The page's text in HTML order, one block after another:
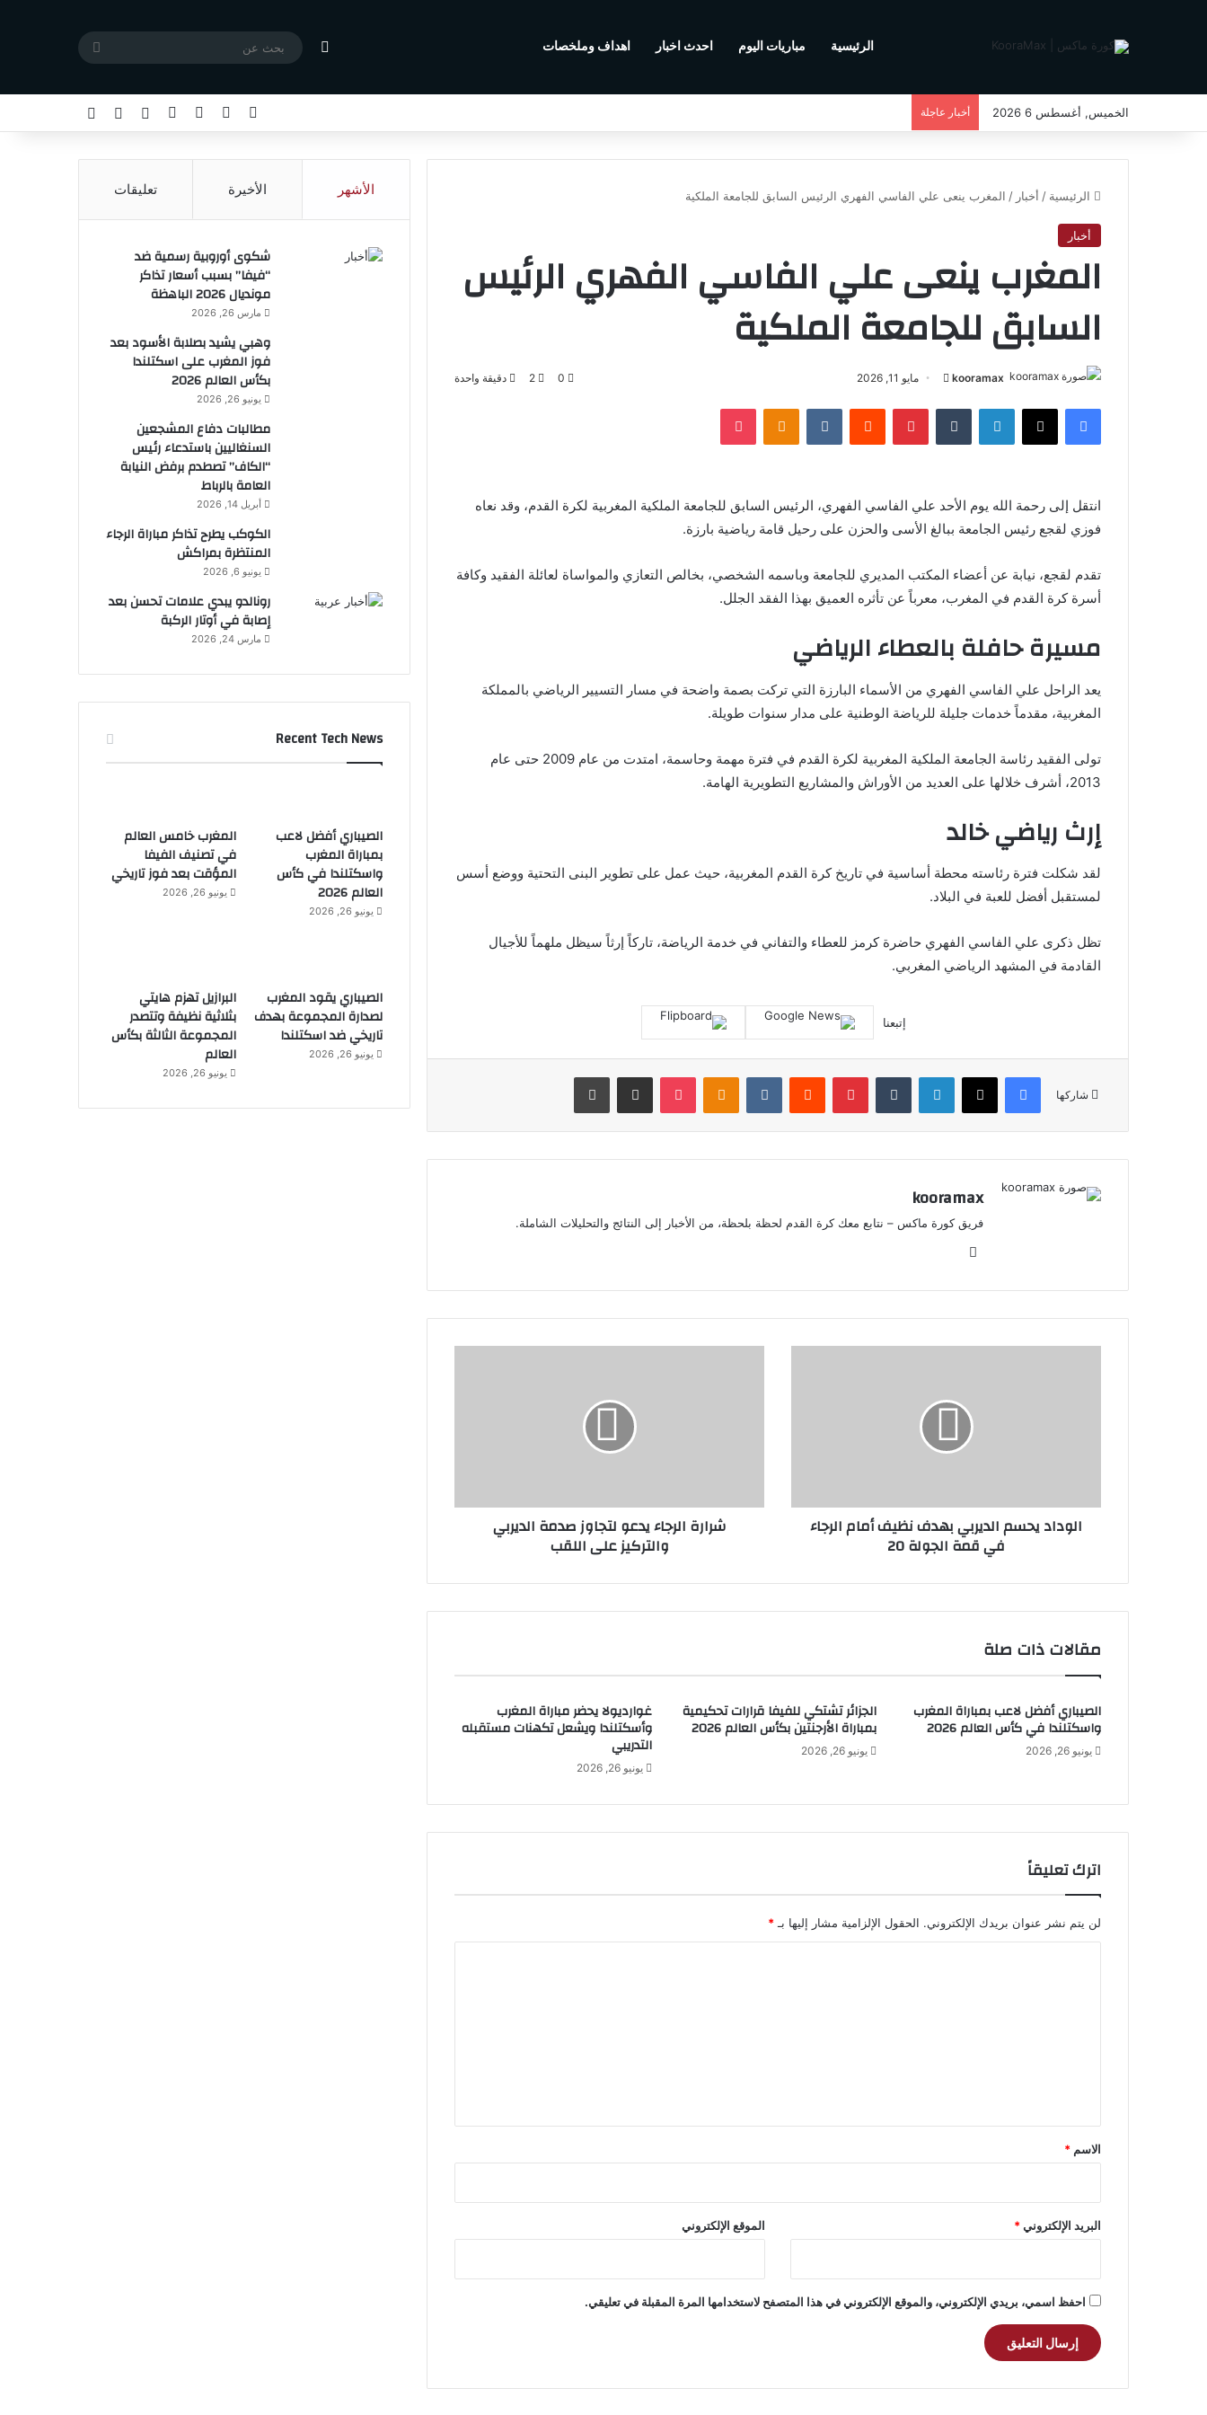
الرئيسية مباريات اليوم احدث اخبار اهداف وملخصات مقال عشوائي
بحث
الخميس, أغسطس 6 2026 أخبار عاجلة فيسبوك يوتيوب انستقرامتسجيل الدخول
مقال عشوائي
الرئيسية / أخبار / المغرب ينعى علي الفاسي الفهري الرئيس السابق للجامعة الملكية
أخبار
المغرب ينعى علي الفاسي الفهري الرئيس
السابق للجامعة الملكية
kooramax
ل
ي
د
إ
ت
ر
ن
مايو 11, 2026 0
2 دقيقة واحدة
فيسبوك لينكدإن بينتيريست
انتقل إلى رحمة الله يوم الأحد علي الفاسي الفهري، الرئيس السابق للجامعة الملكية المغربية لكرة القدم، وقد نعاه
فوزي لقجع رئيس الجامعة ببالغ الأسى والحزن على رحيل قامة رياضية بارزة.
تقدم لقجع، نيابة عن أعضاء المكتب المديري للجامعة وباسمه الشخصي، بخالص التعازي والمواساة لعائلة الفقيد وكافة
أسرة كرة القدم في المغرب، معرباً عن تأثره العميق بهذا الفقد الجلل.
مسيرة حافلة بالعطاء الرياضي
يعد الراحل علي الفاسي الفهري من الأسماء البارزة التي تركت بصمة واضحة في مسار التسيير الرياضي بالمملكة
المغربية، مقدماً خدمات جليلة للرياضة الوطنية على مدار سنوات طويلة.
تولى الفقيد رئاسة الجامعة الملكية المغربية لكرة القدم في فترة مهمة وحاسمة، امتدت من عام 2009 حتى عام
2013، أشرف خلالها على العديد من الأوراش والمشاريع التطويرية الهامة.
إرث رياضي خالد
لقد شكلت فترة رئاسته محطة أساسية في تاريخ كرة القدم المغربية، حيث عمل على تطوير البنى التحتية ووضع أسس
لمستقبل أفضل للعبة في البلاد.
تظل ذكرى علي الفاسي الفهري حاضرة كرمز للعطاء والتفاني في خدمة الرياضة، تاركاً إرثاً سيظل ملهماً للأجيال
القادمة في المشهد الرياضي المغربي.
إتبعنا
شاركها
فيسبوك لينكدإن بينتيريست بوكيت
kooramax
فريق كورة ماكس – نتابع معك كرة القدم لحظة بلحظة، من الأخبار إلى النتائج والتحليلات الشاملة.
الوي
ب
الوداد يحسم الديربي بهدف نظيف أمام الرجاء
في قمة الجولة 20
شرارة الرجاء يدعو لتجاوز صدمة الديربي
والتركيز على اللقب
مقالات ذات صلة
الصيباري أفضل لاعب بمباراة المغرب
واسكتلندا في كأس العالم 2026
يونيو 26, 2026
الجزائر تشتكي للفيفا قرارات تحكيمية
بمباراة الأرجنتين بكأس العالم 2026
يونيو 26, 2026
غوارديولا يحضر مباراة المغرب
وأسكتلندا ويشعل تكهنات مستقبله
التدريبي
يونيو 26, 2026
اترك تعليقاً
لن يتم نشر عنوان بريدك الإلكتروني. الحقول الإلزامية مشار إليها بـ *
*
الاسم *
البريد الإلكتروني* الموقع الإلكتروني
احفظ اسمي، بريدي الإلكتروني، والموقع الإلكتروني في هذا المتصفح لاستخدامها المرة المقبلة في تعليقي.
الأشهر الأخيرة تعليقات
شكوى أوروبية رسمية ضد
“فيفا” بسبب أسعار تذاكر
مونديال 2026 الباهظة
مارس 26, 2026
وهبي يشيد بصلابة الأسود بعد
فوز المغرب على اسكتلندا
بكأس العالم 2026
يونيو 26, 2026
مطالبات دفاع المشجعين
السنغاليين باستدعاء رئيس
“الكاف” تصطدم برفض النيابة
العامة بالرباط
أبريل 14, 2026
الكوكب يطرح تذاكر مباراة الرجاء
المنتظرة بمراكش
يونيو 6, 2026
رونالدو يبدي علامات تحسن بعد
إصابة في أوتار الركبة
مارس 24, 2026
Recent Tech News
الصيباري أفضل لاعب
بمباراة المغرب
واسكتلندا في كأس
العالم 2026
يونيو 26, 2026
المغرب خامس العالم
في تصنيف الفيفا
المؤقت بعد فوز تاريخي
يونيو 26, 2026
الصيباري يقود المغرب
لصدارة المجموعة بهدف
تاريخي ضد اسكتلندا
يونيو 26, 2026
البرازيل تهزم هايتي
بثلاثية نظيفة وتتصدر
المجموعة الثالثة بكأس
العالم
يونيو 26, 2026